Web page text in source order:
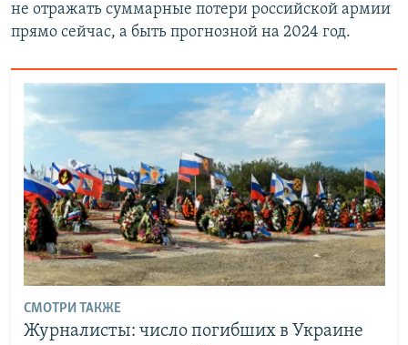
не отражать суммарные потери российской армии
прямо сейчас, а быть прогнозной на 2024 год.
СМОТРИ ТАКЖЕ
Журналисты: число погибших в Украине